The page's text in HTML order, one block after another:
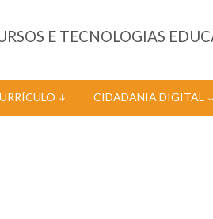
E TECNOLOGIAS
CIDADANIA DIGITAL